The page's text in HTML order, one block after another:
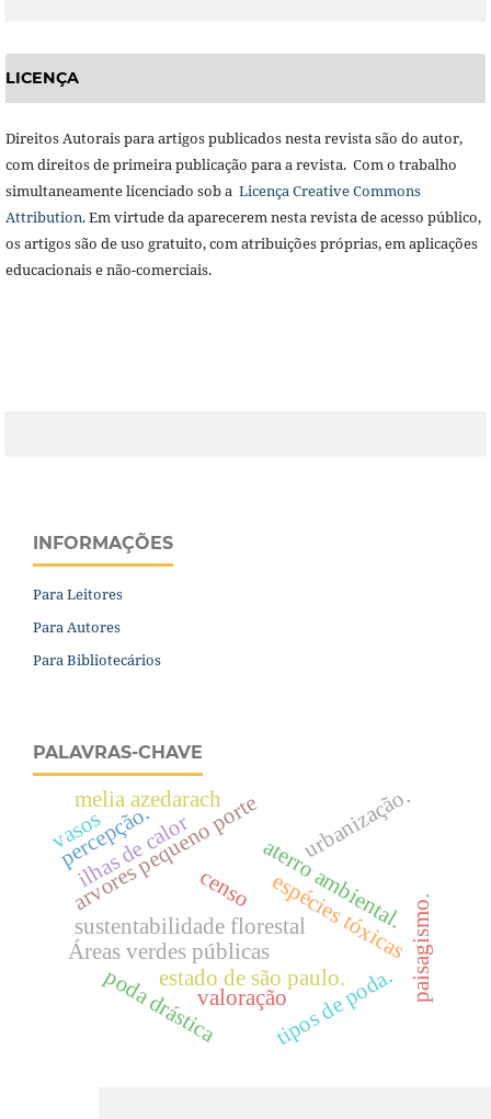
LICENÇA
Direitos Autorais para artigos publicados nesta revista são do autor,
com direitos de primeira publicação para a revista. Com o trabalho
simultaneamente licenciado sob a Licença Creative Commons
Attribution. Em virtude da aparecerem nesta revista de acesso público,
os artigos são de uso gratuito, com atribuições próprias, em aplicações
educacionais e não-comerciais.
INFORMAÇÕES
Para Leitores
Para Autores
Para Bibliotecários
PALAVRAS-CHAVE
Áreas verdes públicasespécies tóxicas
estado de são paulo.
arvores pequeno porte
tipos de poda.
paisagismo.
aterro ambiental.
censo
urbanização.
sustentabilidade florestal
poda drástica
ilhas de calor
valoração
percepção.
vasos
melia azedarach